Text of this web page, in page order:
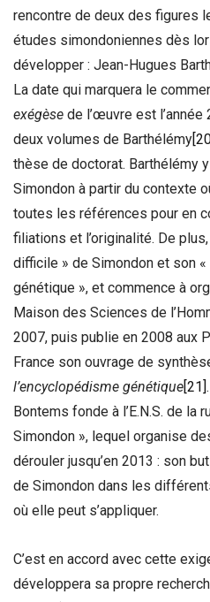
rencontre de deux des figures
études simondoniennes dès
développer : Jean-Hugues
La date qui marquera le
exégèse de l’œuvre est
deux volumes de Barthélémy
thèse de doctorat. Barthélémy
Simondon à partir du contexte
toutes les références pour en
filiations et l’originalité. De
difficile » de Simondon et son
génétique », et commence à
Maison des Sciences de
2007, puis publie en 2008 aux
France son ouvrage de
l’encyclopédisme génétique[21]
Bontems fonde à l’E.N.S. de la
Simondon », lequel organise
dérouler jusqu’en 2013 : son
de Simondon dans les
où elle peut s’appliquer.
C’est en accord avec cette
développera sa propre